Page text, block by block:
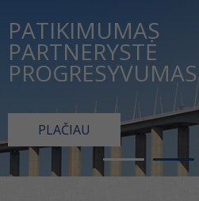
PATIKIMUMAS
PARTNERYSTĖ
PROGRESYVUMAS
PLAČIAU